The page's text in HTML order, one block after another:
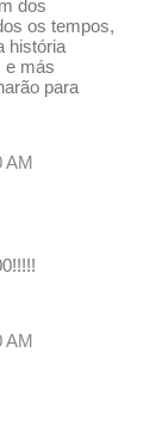
dos
os tempos,
história
e más
para
AM
AM